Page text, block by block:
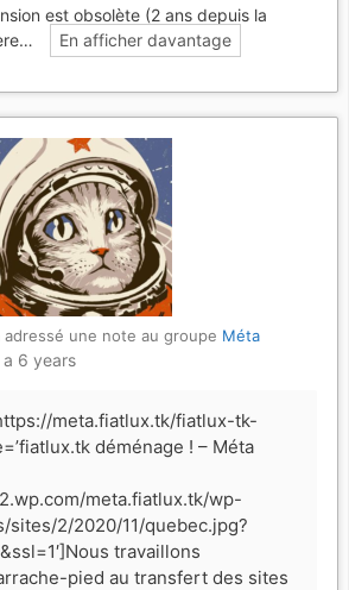
est obsolète (2 ans depuis la
En afficher davantage
adressé une note au groupe Méta
a 6 years
meta.fiatlux.tk/fiatlux-tk-
déménage ! – Méta
meta.fiatlux.tk/wp-
sites/2/2020/11/quebec.jpg?
travaillons
pied au transfert des sites